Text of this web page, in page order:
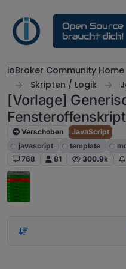
ioBroker Community Home
Skripten / Logik
[Vorlage]
Verschoben
JavaScript
javascript
template
768
81 300.9k